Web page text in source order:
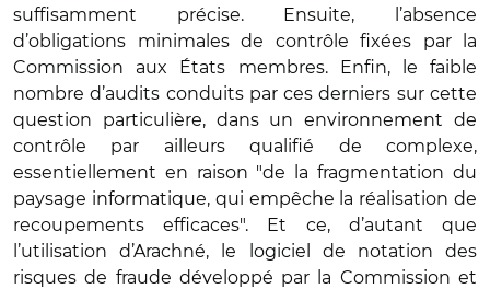
suffisamment précise. Ensuite, l’absence
d’obligations minimales de contrôle fixées par la
Commission aux États membres. Enfin, le faible
nombre d’audits conduits par ces derniers sur cette
question particulière, dans un environnement de
contrôle par ailleurs qualifié de complexe,
essentiellement en raison "de la fragmentation du
paysage informatique, qui empêche la réalisation de
recoupements efficaces". Et ce, d’autant que
l’utilisation d’Arachné, le logiciel de notation des
risques de fraude développé par la Commission et